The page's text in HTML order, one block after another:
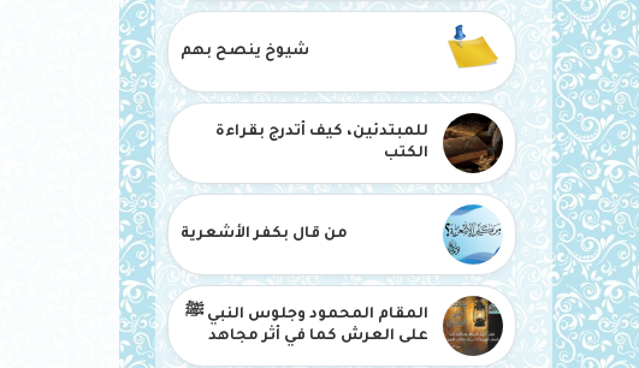
شيوخ ينصح بهم
للمبتدئين، كيف أتدرج بقراءة
الكتب
من قال بكفر الأشعرية
المقام المحمود وجلوس النبي ﷺ
على العرش كما في أثر مجاهد